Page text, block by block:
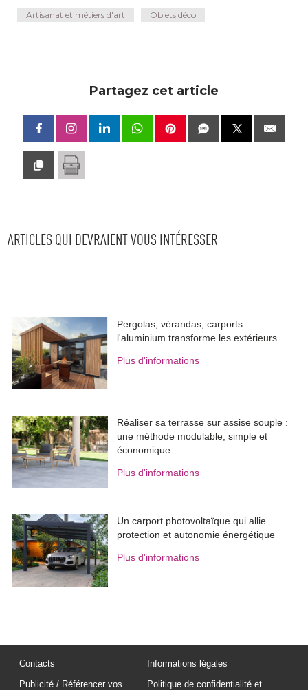
Artisanat et métiers d'art Objets déco
Partagez cet article
ARTICLES QUI DEVRAIENT VOUS INTÉRESSER
Pergolas, vérandas, carports :
l'aluminium transforme les extérieurs
Plus d'informations
Réaliser sa terrasse sur assise souple :
une méthode modulable, simple et
économique.
Plus d'informations
Un carport photovoltaïque qui allie
protection et autonomie énergétique
Plus d'informations
Contacts
Publicité / Référencer vos
Informations légales
Politique de confidentialité et